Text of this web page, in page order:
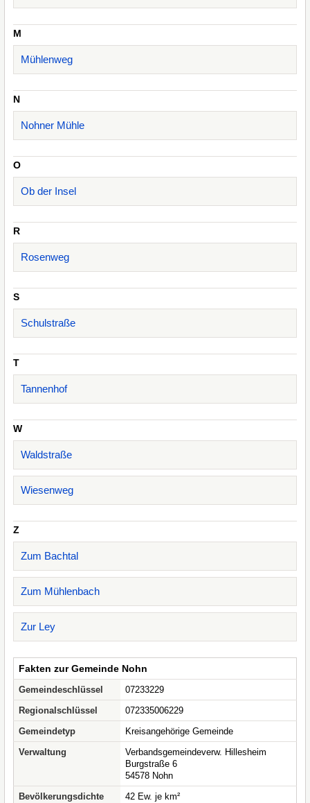
M
Mühlenweg
N
Nohner Mühle
O
Ob der Insel
R
Rosenweg
S
Schulstraße
T
Tannenhof
W
Waldstraße
Wiesenweg
Z
Zum Bachtal
Zum Mühlenbach
Zur Ley
Fakten zur Gemeinde Nohn
Gemeindeschlüssel
07233229
Regionalschlüssel
072335006229
Gemeindetyp
Kreisangehörige Gemeinde
Verwaltung
Verbandsgemeindeverw. Hillesheim
Burgstraße 6
54578 Nohn
Bevölkerungsdichte
42 Ew. je km²